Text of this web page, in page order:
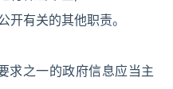
开有关的其他职责。
求之一的政府信息应当主